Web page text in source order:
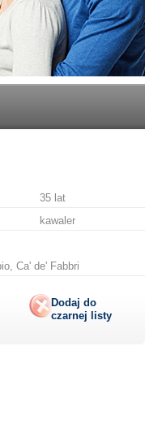
35 lat
kawaler
Ca' de' Fabbri
Dodaj do
czarnej listy